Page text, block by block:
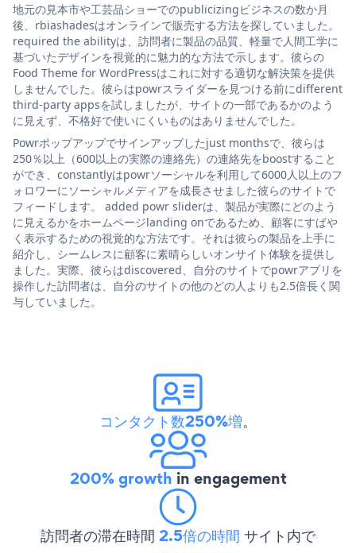
地元の見本市や工芸品ショーでのpublicizingビジネスの数か月
後、rbiashadesはオンラインで販売する方法を探していました。
required the abilityは、訪問者に製品の品質、軽量で人間工学に
基づいたデザインを視覚的に魅力的な方法で示します。彼らの
Food Theme for WordPressはこれに対する適切な解決策を提供
しませんでした。彼らはpowrスライダーを見つける前にdifferent
third-party appsを試しましたが、サイトの一部であるかのよう
に見えず、不格好で使いにくいものはありませんでした。
Powrポップアップでサインアップしたjust monthsで、彼らは
250％以上（600以上の実際の連絡先）の連絡先をboostすること
ができ、constantlyはpowrソーシャルを利用して6000人以上のフ
ォロワーにソーシャルメディアを成長させました彼らのサイトで
フィードします。 added powr sliderは、製品が実際にどのよう
に見えるかをホームページlanding onであるため、顧客にすばや
く表示するための視覚的な方法です。それは彼らの製品を上手に
紹介し、シームレスに顧客に素晴らしいオンサイト体験を提供し
ました。実際、彼らはdiscovered、自分のサイトでpowrアプリを
操作した訪問者は、自分のサイトの他のどの人よりも2.5倍長く関
与していました。
コンタクト数250%増。
200% growth in engagement
訪問者の滞在時間 2.5倍の時間 サイト内で